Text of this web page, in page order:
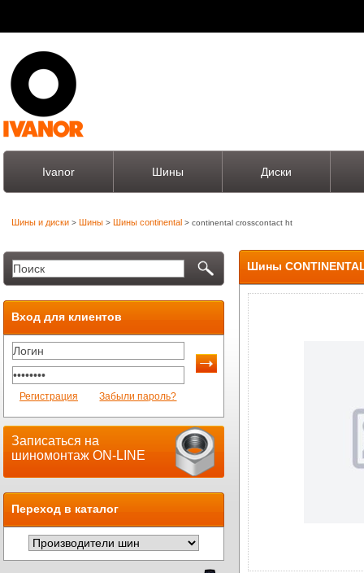
Ivanor Шины Диски
Шины и диски > Шины > Шины continental > continental crosscontact ht
Вход для клиентов
Регистрация Забыли пароль?
Записаться на
шиномонтаж ON-LINE
Переход в каталог
Шины